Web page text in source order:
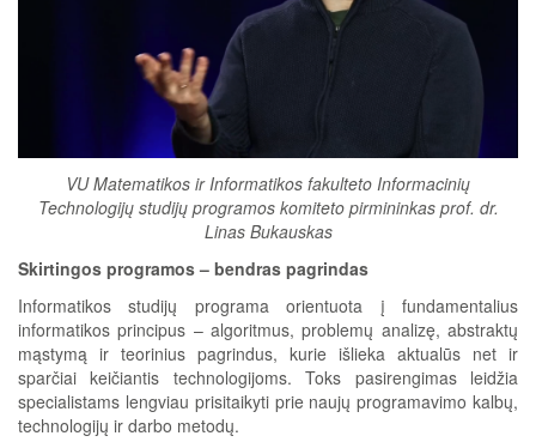
VU Matematikos ir Informatikos fakulteto Informacinių
Technologijų studijų programos komiteto pirmininkas prof. dr.
Linas Bukauskas
Skirtingos programos – bendras pagrindas
Informatikos studijų programa orientuota į fundamentalius
informatikos principus – algoritmus, problemų analizę, abstraktų
mąstymą ir teorinius pagrindus, kurie išlieka aktualūs net ir
sparčiai keičiantis technologijoms. Toks pasirengimas leidžia
specialistams lengviau prisitaikyti prie naujų programavimo kalbų,
technologijų ir darbo metodų.